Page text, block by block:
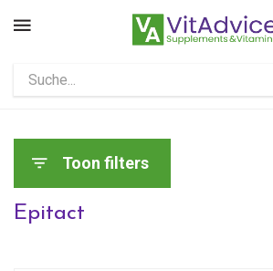
Toon filters
Epitact